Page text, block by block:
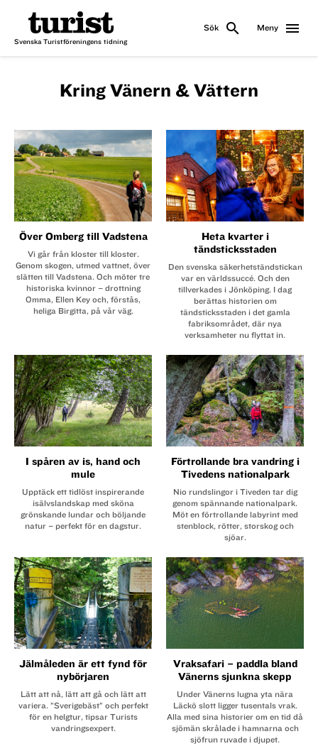
Svenska Turistföreningens tidning
Sök search Meny menu
Kring Vänern & Vättern
Över Omberg till Vadstena
Vi går från kloster till kloster.
Genom skogen, utmed vattnet, över
slätten till Vadstena. Och möter tre
historiska kvinnor – drottning
Omma, Ellen Key och, förstås,
heliga Birgitta, på vår väg.
Heta kvarter i
tändsticksstaden
Den svenska säkerhets­tändstickan
var en världs­succé. Och den
tillverkades i Jönköping. I dag
berättas historien om
tändsticksstaden i det gamla
fabriksområdet, där nya
verksamheter nu flyttat in.
I spåren av is, hand och
mule
Upptäck ett tidlöst inspirerande
isälvslandskap med sköna
grönskande lundar och böljande
natur – perfekt för en dagstur.
Förtrollande bra vandring i
Tivedens nationalpark
Nio rundslingor i Tiveden tar dig
genom spännande nationalpark.
Möt en förtrollande labyrint med
stenblock, rötter, storskog och
sjöar.
Jälmåleden är ett fynd för
nybörjaren
Lätt att nå, lätt att gå och lätt att
variera. ”Sverigebäst” och perfekt
för en helgtur, tipsar Turists
vandringsexpert.
Vraksafari – paddla bland
Vänerns sjunkna skepp
Under Vänerns lugna yta nära
Läckö slott ligger tusentals vrak.
Alla med sina historier om en tid då
sjömän skrålade i hamnarna och
sjöfrun ruvade i djupet.